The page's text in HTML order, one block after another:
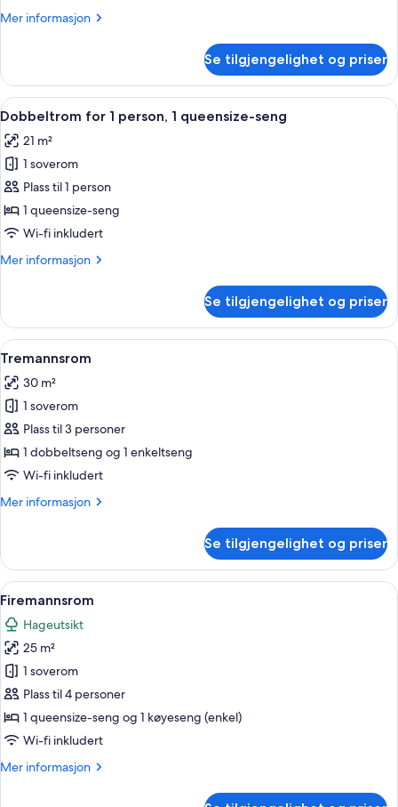
Mer informasjon
Mer
–
standard
Se tilgjengelighet og priser
Åpne
alle
bildene
av
Dobbeltrom
for
1
1
Dundyner, minibar, safe på rommet
4
Dobbeltrom for 1 person, 1 queensize-seng
21 m²
1 soverom
Plass til 1 person
1 queensize-seng
Wi-fi inkludert
Mer informasjon
Mer
for
person,
queensize-
seng
Se tilgjengelighet og priser
Åpne
alle
bildene
av
Tremannsrom
Tremannsrom | Dundyner, minibar,
4
Tremannsrom
30 m²
1 soverom
Plass til 3 personer
1 dobbeltseng og 1 enkeltseng
Wi-fi inkludert
Mer informasjon
Mer
Se tilgjengelighet og priser
Åpne
alle
bildene
av
Firemannsrom
Firemannsrom | Dundyner, minibar,
5
Firemannsrom
Hageutsikt
25 m²
1 soverom
Plass til 4 personer
1 queensize-seng og 1 køyeseng (enkel)
Wi-fi inkludert
Mer informasjon
Mer